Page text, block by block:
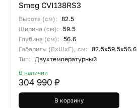
Smeg CVI138RS3
Высота (см): 82.5
Ширина (см): 59.5
Глубина (см): 56.6
Габариты (ВхШхГ), см: 82.5х59.5х56.6
Тип: Двухтемпературный
В наличии
304 990 ₽
В корзину